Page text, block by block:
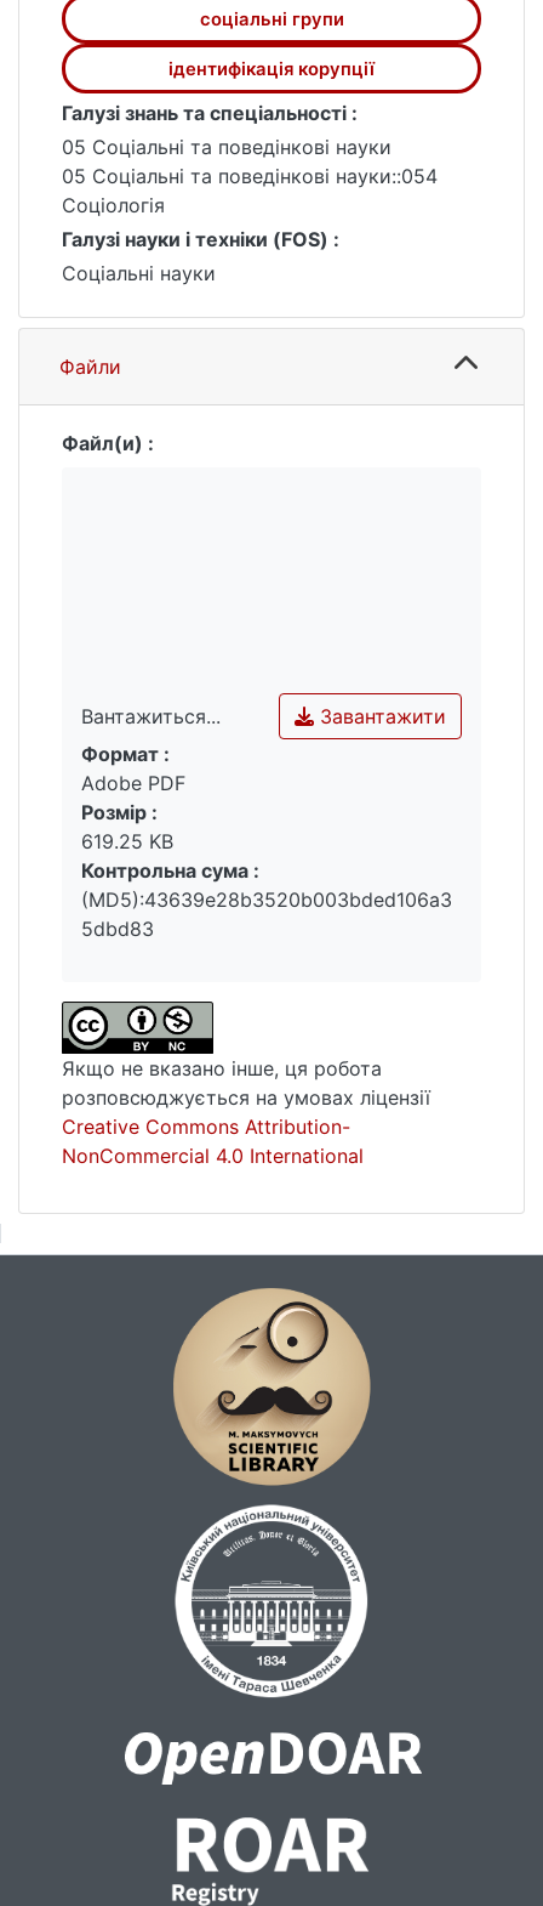
населення.
соціальні групи
ідентифікація корупції
Галузі знань та спеціальності :
05 Соціальні та поведінкові науки
05 Соціальні та поведінкові науки::054
Соціологія
Галузі науки і техніки (FOS) :
Соціальні науки
Файли
Файл(и) :
Вантажиться...
Вантажиться...
Завантажити
Формат :
Adobe PDF
Розмір :
619.25 KB
Контрольна сума :
(MD5):43639e28b3520b003bded106a3
5dbd83
Якщо не вказано інше, ця робота
розповсюджується на умовах ліцензії
Creative Commons Attribution-
NonCommercial 4.0 International